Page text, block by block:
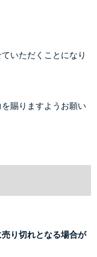
いただくことになり
賜りますようお願い
り切れとなる場合が